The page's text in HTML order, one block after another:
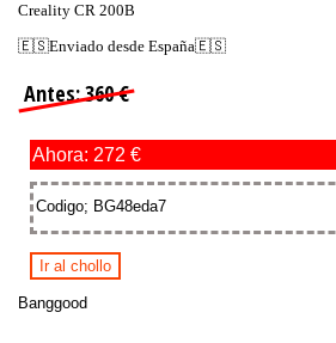
Creality CR 200B
🇪🇸Enviado desde España🇪🇸
Antes: 360 €
Ahora: 272 €
Codigo; BG48eda7
Ir al chollo
Banggood